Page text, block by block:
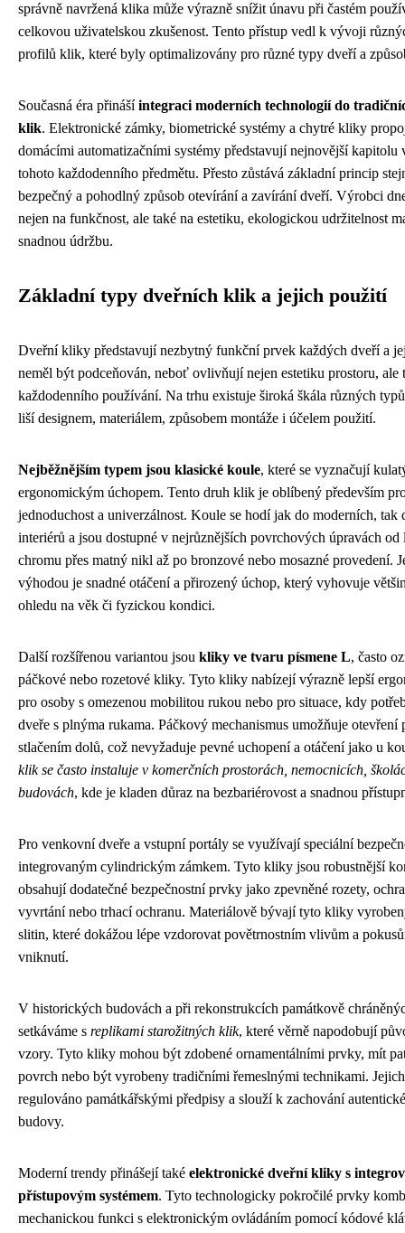
správně navržená klika může výrazně snížit únavu při častém
celkovou uživatelskou zkušenost. Tento přístup vedl k vývoji
profilů klik, které byly optimalizovány pro různé typy dveří a
Současná éra přinášíintegraci moderních technologií do
klik. Elektronické zámky, biometrické systémy a chytré kliky
domácími automatizačními systémy představují nejnovější kapitolu
tohoto každodenního předmětu. Přesto zůstává základní princip
bezpečný a pohodlný způsob otevírání a zavírání dveří. Výrobci
nejen na funkčnost, ale také na estetiku, ekologickou udržitelnost
snadnou údržbu.
Základní typy dveřních klik a jejich použití
Dveřní kliky představují nezbytný funkční prvek každých dveří a
neměl být podceňován, neboť ovlivňují nejen estetiku prostoru, ale
každodenního používání. Na trhu existuje široká škála různých
liší designem, materiálem, způsobem montáže i účelem použití.
Nejběžnějším typem jsou klasické koule, které se vyznačují
ergonomickým úchopem. Tento druh klik je oblíbený především
jednoduchost a univerzálnost. Koule se hodí jak do moderních, tak
interiérů a jsou dostupné v nejrůznějších povrchových úpravách od
chromu přes matný nikl až po bronzové nebo mosazné provedení.
výhodou je snadné otáčení a přirozený úchop, který vyhovuje
ohledu na věk či fyzickou kondici.
Další rozšířenou variantou jsou kliky ve tvaru písmene L, často
páčkové nebo rozetové kliky. Tyto kliky nabízejí výrazně lepší
pro osoby s omezenou mobilitou rukou nebo pro situace, kdy
dveře s plnýma rukama. Páčkový mechanismus umožňuje otevření
stlačením dolů, což nevyžaduje pevné uchopení a otáčení jako u
klik se často instaluje v komerčních prostorách, nemocnicích,
budovách, kde je kladen důraz na bezbariérovost a snadnou
Pro venkovní dveře a vstupní portály se využívají speciální
integrovaným cylindrickým zámkem. Tyto kliky jsou robustnější
obsahují dodatečné bezpečnostní prvky jako zpevněné rozety,
vyvrtání nebo trhací ochranu. Materiálově bývají tyto kliky
slitin, které dokážou lépe vzdorovat povětrnostním vlivům a
vniknutí.
V historických budovách a při rekonstrukcích památkově
setkáváme s replikami starožitných klik, které věrně napodobují
vzory. Tyto kliky mohou být zdobené ornamentálními prvky, mít
povrch nebo být vyrobeny tradičními řemeslnými technikami.
regulováno památkářskými předpisy a slouží k zachování
budovy.
Moderní trendy přinášejí také elektronické dveřní kliky s
přístupovým systémem. Tyto technologicky pokročilé prvky
mechanickou funkci s elektronickým ovládáním pomocí kódové